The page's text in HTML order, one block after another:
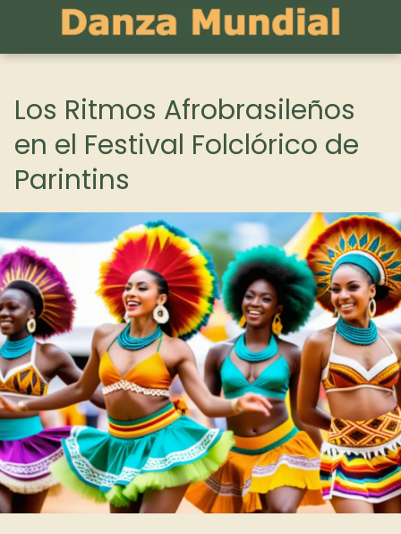
Los Ritmos Afrobrasileños
en el Festival Folclórico de
Parintins